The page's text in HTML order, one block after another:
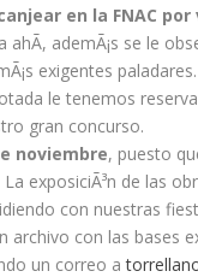
en la FNAC
ademÃ¡s se le
exigentes
le tenemos
gran concurso.
noviembre, puesto
exposiciÃ³n de las
con nuestras
archivo con las bases
un correo a